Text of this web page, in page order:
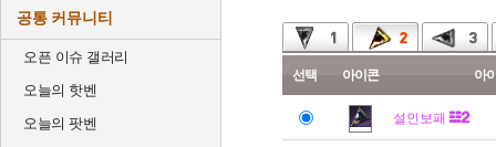
공통 커뮤니티
오픈 이슈 갤러리
오늘의 핫벤
오늘의 팟벤
선택 아이콘 아
설인보패